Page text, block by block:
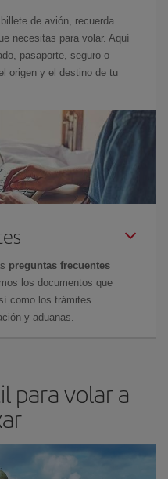
de avión, recuerda
necesitas para volar. Aquí
pasaporte, seguro o
origen y el destino de tu
preguntas frecuentes
los documentos que
como los trámites
y aduanas.
para volar a